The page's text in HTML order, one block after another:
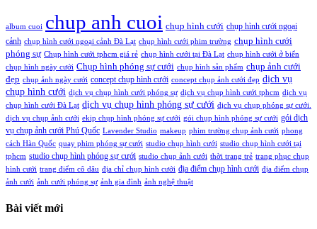
album cuoi chup anh cuoi chụp hình cưới chụp hình cưới ngoại
cảnh chụp hình cưới ngoại cảnh Đà Lạt chụp hình cưới phim trường chụp hình cưới
phóng sự Chụp hình cưới tphcm giá rẻ chụp hình cưới tại Đà Lạt chụp hình cưới ở biển
chụp hình ngày cưới Chụp hình phóng sự cưới chụp hình sản phẩm chụp ảnh cưới
đẹp chụp ảnh ngày cưới concept chụp hình cưới concept chụp ảnh cưới đẹp dịch vụ
chụp hình cưới dịch vụ chụp hình cưới phóng sự dịch vụ chụp hình cưới tphcm dịch vụ
chụp hình cưới Đà Lạt dịch vụ chụp hình phóng sự cưới dịch vụ chụp phóng sự cưới.
dịch vụ chụp ảnh cưới ekip chụp hình phóng sự cưới gói chụp hình phóng sự cưới gói dịch
vụ chụp ảnh cưới Phú Quốc Lavender Studio makeup phim trường chụp ảnh cưới phong
cách Hàn Quốc quay phim phóng sự cưới studio chụp hình cưới studio chụp hình cưới tại
tphcm studio chụp hình phóng sự cưới studio chụp ảnh cưới thời trang trẻ trang phục chụp
hình cưới trang điểm cô dâu địa chỉ chụp hình cưới địa điểm chụp hình cưới địa điểm chụp
ảnh cưới ảnh cưới phóng sự ảnh gia đình ảnh nghệ thuật
Bài viết mới